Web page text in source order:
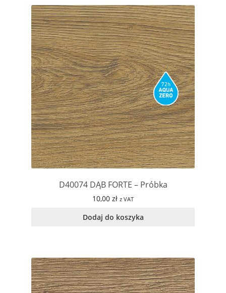
D40074 DĄB FORTE – Próbka
10,00 zł z VAT
Dodaj do koszyka